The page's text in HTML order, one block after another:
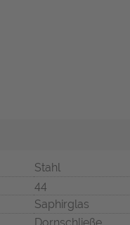
Stahl
44
Saphirglas